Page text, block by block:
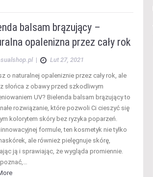
balsam brązujący –
opalenizna przez cały rok
| Lut 27, 2021
o naturalnej opaleniznie przez cały rok, ale
słońca z obawy przed szkodliwym
UV? Bielenda balsam brązujący to
rozwiązanie, które pozwoli Ci cieszyć się
kolorytem skóry bez ryzyka poparzeń.
formule, ten kosmetyk nie tylko
ale również pielęgnuje skórę,
ją i sprawiając, że wygląda promiennie.